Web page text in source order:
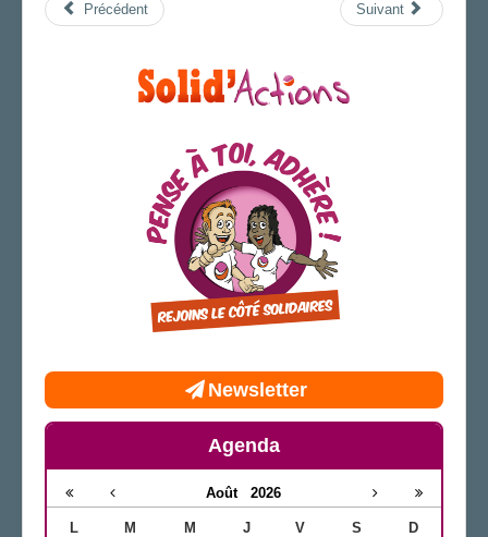
Précédent Suivant
Newsletter
Agenda
Août 2026
L M M J V S
D